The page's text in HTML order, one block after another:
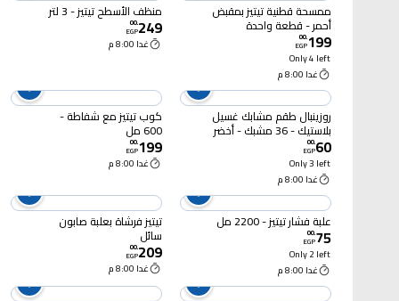
ممسحة قطنية تيتيز بمقبض
أحمر - قطعة واحدة
199
.
00
EGP
Only 4 left
غدا 8:00 م
منظف ​​الأسطح تيتيز - 3 لتر
249
.
00
EGP
غدا 8:00 م
روزينبال طقم مشابك غسيل
بلاستيك - 36 مشبك - أخضر
60
.
00
EGP
Only 3 left
غدا 8:00 م
كوب تيتيز مع شفاطة -
600 مل
199
.
00
EGP
غدا 8:00 م
علبة فشار تيتيز - 2200 مل
75
.
00
EGP
Only 2 left
غدا 8:00 م
تيتيز فرشاة بعلبة صابون
سائل
209
.
00
EGP
غدا 8:00 م